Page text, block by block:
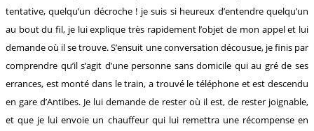
tentative, quelqu’un décroche ! je suis si heureux d’entendre quelqu’un
au bout du fil, je lui explique très rapidement l’objet de mon appel et lui
demande où il se trouve. S’ensuit une conversation décousue, je finis par
comprendre qu’il s’agit d’une personne sans domicile qui au gré de ses
errances, est monté dans le train, a trouvé le téléphone et est descendu
en gare d’Antibes. Je lui demande de rester où il est, de rester joignable,
et que je lui envoie un chauffeur qui lui remettra une récompense en